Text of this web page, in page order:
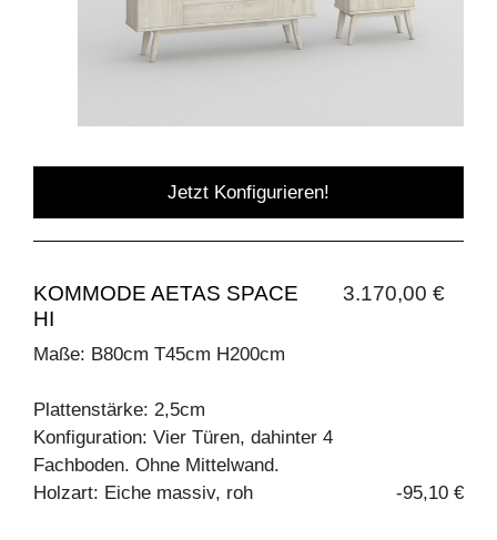
Jetzt Konfigurieren!
KOMMODE AETAS SPACE
HI
3.170,00 €
Maße: B80cm T45cm H200cm
Plattenstärke: 2,5cm
Konfiguration: Vier Türen, dahinter 4
Fachboden. Ohne Mittelwand.
Holzart: Eiche massiv, roh
-95,10 €